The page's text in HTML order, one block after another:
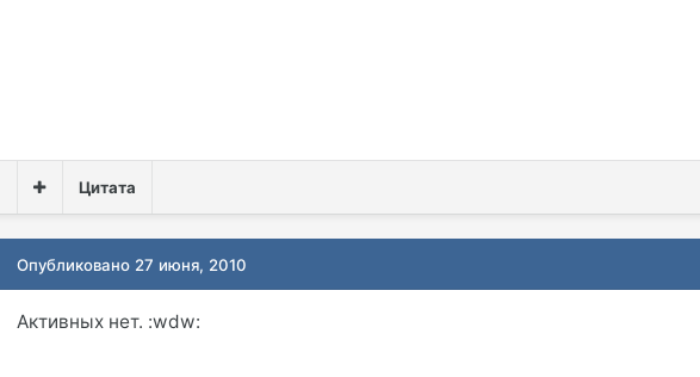
Цитата
Опубликовано 27 июня, 2010
Активных нет. :wdw: